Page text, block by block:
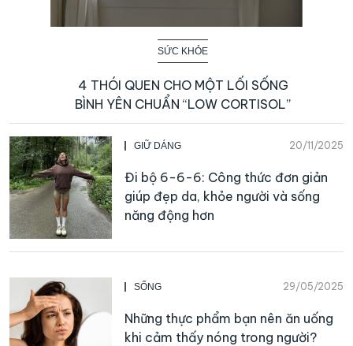
SỨC KHỎE
4 THÓI QUEN CHO MỘT LỐI SỐNG
BÌNH YÊN CHUẨN “LOW CORTISOL”
GIỮ DÁNG 20/11/2025
Đi bộ 6-6-6: Công thức đơn giản
giúp đẹp da, khỏe người và sống
năng động hơn
SỐNG 29/05/2025
Những thực phẩm bạn nên ăn uống
khi cảm thấy nóng trong người?